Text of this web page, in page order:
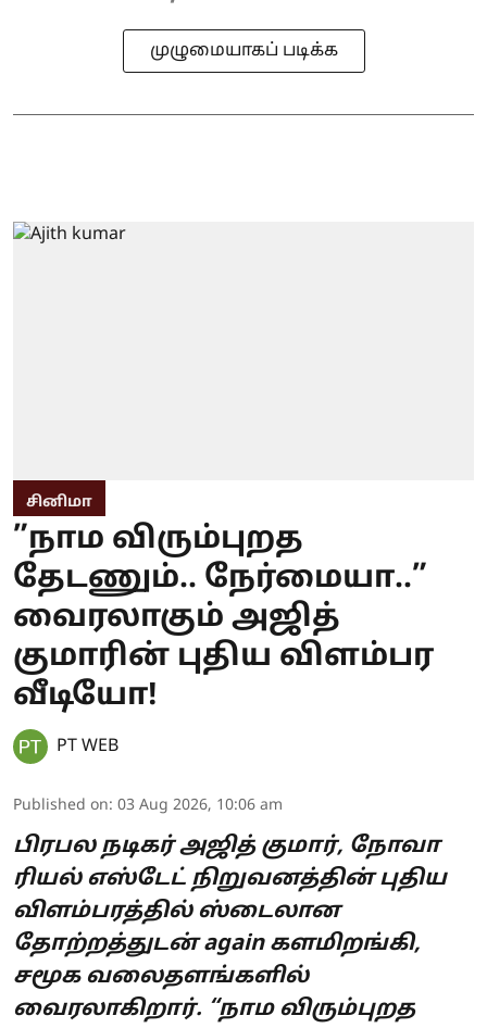
முழுமையாகப் படிக்க
சினிமா
”நாம விரும்புறத
தேடணும்.. நேர்மையா..”
வைரலாகும் அஜித்
குமாரின் புதிய விளம்பர
வீடியோ!
PT WEB
Published on: 03 Aug 2026, 10:06 am
பிரபல நடிகர் அஜித் குமார், நோவா
ரியல் எஸ்டேட் நிறுவனத்தின் புதிய
விளம்பரத்தில் ஸ்டைலான
தோற்றத்துடன் again களமிறங்கி,
சமூக வலைதளங்களில்
வைரலாகிறார். “நாம விரும்புறத